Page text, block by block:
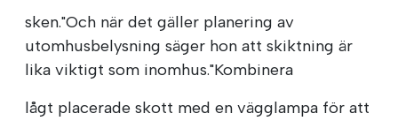
sken."Och när det gäller planering av
utomhusbelysning säger hon att skiktning är
lika viktigt som inomhus."Kombinera
lågt placerade skott med en vägglampa för att